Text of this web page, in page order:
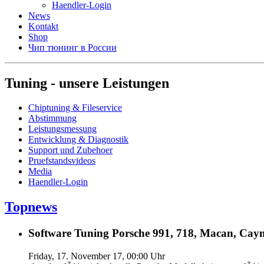
Haendler-Login
News
Kontakt
Shop
Чип тюнинг в России
Tuning - unsere Leistungen
Chiptuning & Fileservice
Abstimmung
Leistungsmessung
Entwicklung & Diagnostik
Support und Zubehoer
Pruefstandsvideos
Media
Haendler-Login
Topnews
Software Tuning Porsche 991, 718, Macan,
Friday, 17. November 17, 00:00 Uhr